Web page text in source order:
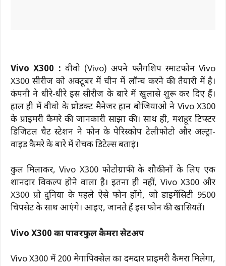
Vivo X300 : वीवो (Vivo) अपने फ्लैगशिप स्मार्टफोन Vivo
X300 सीरीज को अक्टूबर में चीन में लॉन्च करने की तैयारी में है।
कंपनी ने धीरे-धीरे इस सीरीज के बारे में खुलासे शुरू कर दिए हैं।
हाल ही में वीवो के प्रोडक्ट मैनेजर हान बोजियाओ ने Vivo X300
के प्राइमरी कैमरे की जानकारी साझा की। साथ ही, मशहूर टिप्स्टर
डिजिटल चैट स्टेशन ने फोन के पेरिस्कोप टेलीफोटो और अल्ट्रा-
वाइड कैमरे के बारे में रोचक डिटेल्स बताईं।
कुल मिलाकर, Vivo X300 फोटोग्राफी के शौकीनों के लिए एक
शानदार विकल्प होने वाला है। इतना ही नहीं, Vivo X300 और
X300 प्रो दुनिया के पहले ऐसे फोन होंगे, जो डाइमेंसिटी 9500
चिपसेट के साथ आएंगे। आइए, जानते हैं इस फोन की खासियतें।
Vivo X300 का पावरफुल कैमरा सेटअप
Vivo X300 में 200 मेगापिक्सेल का दमदार प्राइमरी कैमरा मिलेगा,